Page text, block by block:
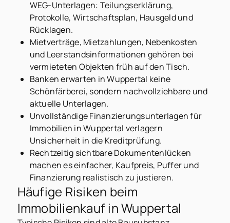
WEG-Unterlagen: Teilungserklärung,
Protokolle, Wirtschaftsplan, Hausgeld und
Rücklagen.
Mietverträge, Mietzahlungen, Nebenkosten
und Leerstandsinformationen gehören bei
vermieteten Objekten früh auf den Tisch.
Banken erwarten in Wuppertal keine
Schönfärberei, sondern nachvollziehbare und
aktuelle Unterlagen.
Unvollständige Finanzierungsunterlagen für
Immobilien in Wuppertal verlagern
Unsicherheit in die Kreditprüfung.
Rechtzeitig sichtbare Dokumentenlücken
machen es einfacher, Kaufpreis, Puffer und
Finanzierung realistisch zu justieren.
Häufige Risiken beim
Immobilienkauf in Wuppertal